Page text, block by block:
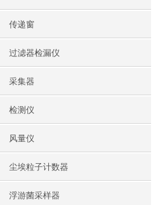
传递窗
过滤器检漏仪
采集器
检测仪
风量仪
尘埃粒子计数器
浮游菌采样器